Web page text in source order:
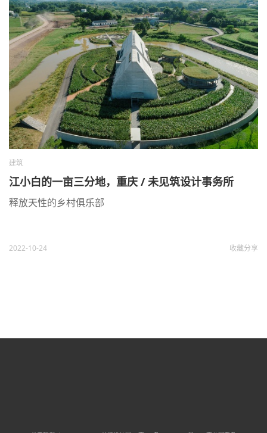
建筑
江小白的一亩三分地，重庆 / 未见筑设计事务所
释放天性的乡村俱乐部
2022-10-24 收藏分享